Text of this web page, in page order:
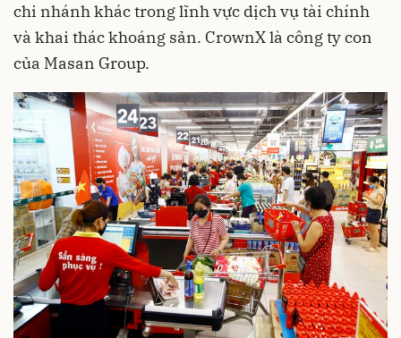
chi nhánh khác trong lĩnh vực dịch vụ tài chính
và khai thác khoáng sản. CrownX là công ty con
của Masan Group.